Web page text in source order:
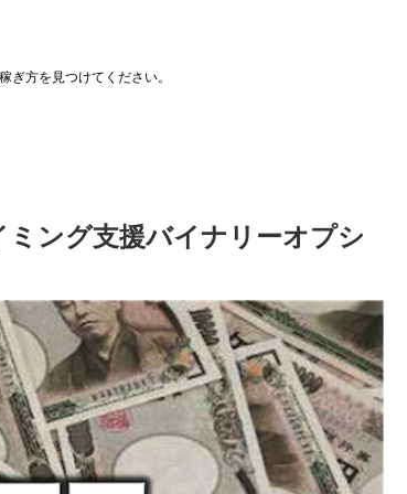
ぎ方を見つけてください。
ミング支援バイナリーオプシ